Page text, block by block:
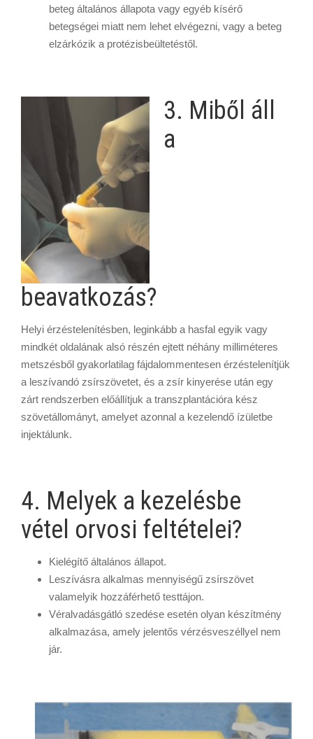
beteg általános állapota vagy egyéb kísérő
betegségei miatt nem lehet elvégezni, vagy a beteg
elzárkózik a protézisbeültetéstől.
3. Miből áll
a
beavatkozás?
Helyi érzéstelenítésben, leginkább a hasfal egyik vagy
mindkét oldalának alsó részén ejtett néhány milliméteres
metszésből gyakorlatilag fájdalommentesen érzéstelenítjük
a leszívandó zsírszövetet, és a zsír kinyerése után egy
zárt rendszerben előállítjuk a transzplantációra kész
szövetállományt, amelyet azonnal a kezelendő ízületbe
injektálunk.
4. Melyek a kezelésbe
vétel orvosi feltételei?
Kielégítő általános állapot.
Leszívásra alkalmas mennyiségű zsírszövet
valamelyik hozzáférhető testtájon.
Véralvadásgátló szedése esetén olyan készítmény
alkalmazása, amely jelentős vérzésveszéllyel nem
jár.